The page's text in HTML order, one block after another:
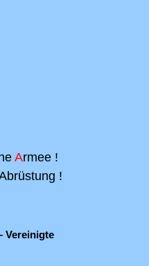
Armee !
!
Vereinigte